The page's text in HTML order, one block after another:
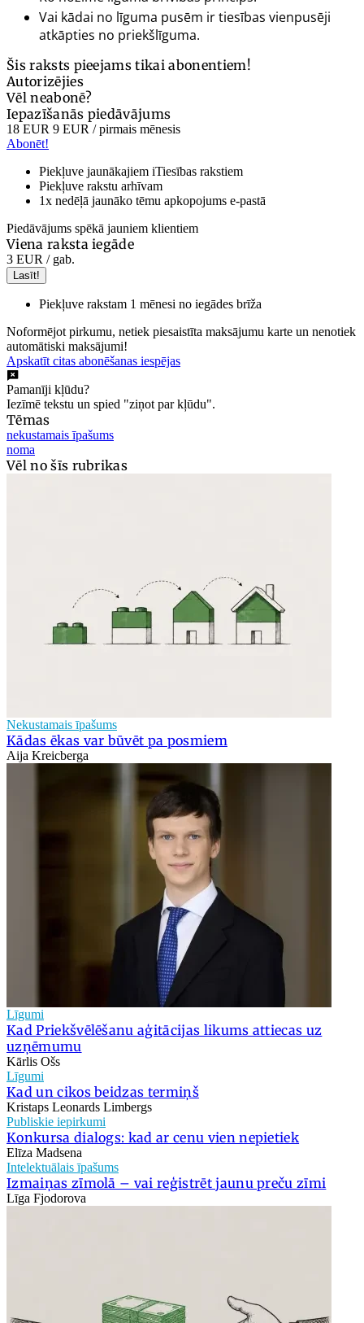
Vai kādai no līguma pusēm ir tiesības vienpusēji
atkāpties no priekšlīguma.
Šis raksts pieejams tikai abonentiem!
Autorizējies
Vēl neabonē?
Iepazīšanās piedāvājums
18 EUR 9 EUR / pirmais mēnesis
Abonēt!
Piekļuve jaunākajiem iTiesības rakstiem
Piekļuve rakstu arhīvam
1x nedēļā jaunāko tēmu apkopojums e-pastā
Piedāvājums spēkā jauniem klientiem
Viena raksta iegāde
3 EUR / gab.
Lasīt!
Piekļuve rakstam 1 mēnesi no iegādes brīža
Noformējot pirkumu, netiek piesaistīta maksājumu karte un nenotiek
automātiski maksājumi!
Apskatīt citas abonēšanas iespējas
Pamanīji kļūdu?
Iezīmē tekstu un spied "ziņot par kļūdu".
Tēmas
nekustamais īpašums
noma
Vēl no šīs rubrikas
Nekustamais īpašums
Kādas ēkas var būvēt pa posmiem
Aija Kreicberga
Līgumi
Kad Priekšvēlēšanu aģitācijas likums attiecas uz
uzņēmumu
Kārlis Ošs
Līgumi
Kad un cikos beidzas termiņš
Kristaps Leonards Limbergs
Publiskie iepirkumi
Konkursa dialogs: kad ar cenu vien nepietiek
Elīza Madsena
Intelektuālais īpašums
Izmaiņas zīmolā – vai reģistrēt jaunu preču zīmi
Līga Fjodorova